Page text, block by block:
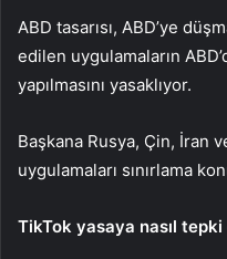
ABD tasarısı, ABD’ye
edilen uygulamaların
yapılmasını yasaklıyor.
Başkana Rusya, Çin, İran
uygulamaları sınırlama
TikTok yasaya nasıl